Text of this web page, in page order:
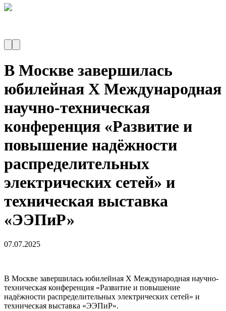
В Москве завершилась
юбилейная X Международная
научно-техническая
конференция «Развитие и
повышение надёжности
распределительных
электрических сетей» и
техническая выставка
«ЭЭПиР»
07.07.2025
В Москве завершилась юбилейная X Международная научно-
техническая конференция «Развитие и повышение
надёжности распределительных электрических сетей» и
техническая выставка «ЭЭПиР».